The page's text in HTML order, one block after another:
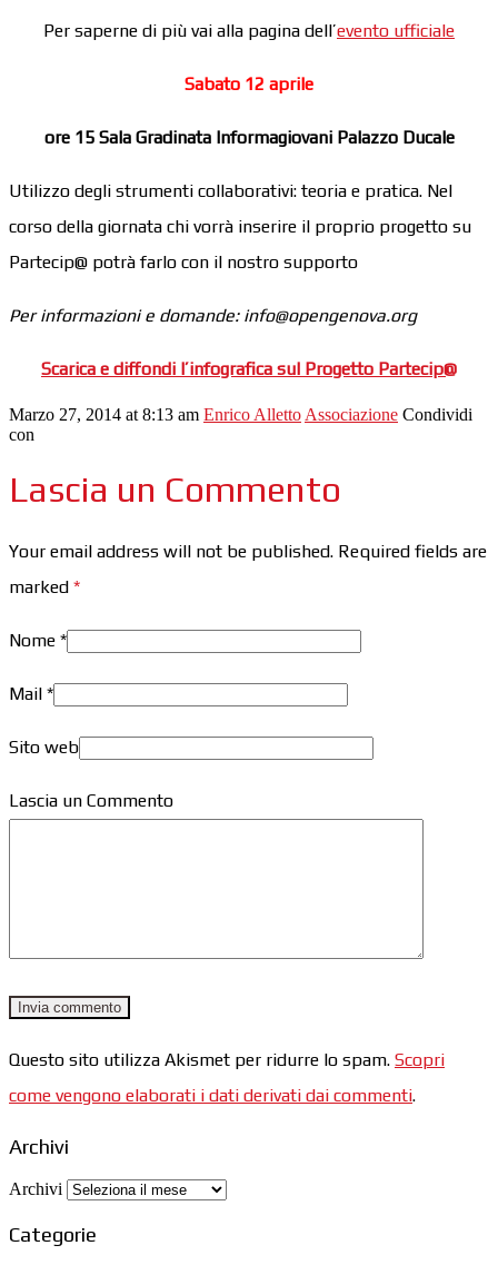
Per saperne di più vai alla pagina dell’evento ufficiale
Sabato 12 aprile
ore 15 Sala Gradinata Informagiovani Palazzo Ducale
Utilizzo degli strumenti collaborativi: teoria e pratica. Nel
corso della giornata chi vorrà inserire il proprio progetto su
Partecip@ potrà farlo con il nostro supporto
Per informazioni e domande: info@opengenova.org
Scarica e diffondi l’infografica sul Progetto Partecip@
Marzo 27, 2014 at 8:13 am Enrico Alletto Associazione Condividi
con
Lascia un Commento
Your email address will not be published. Required fields are
marked *
Nome *
Mail *
Sito web
Lascia un Commento
Questo sito utilizza Akismet per ridurre lo spam. Scopri
come vengono elaborati i dati derivati dai commenti.
Archivi
Archivi
Categorie